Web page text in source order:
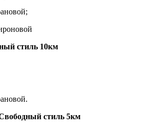
стиль 10км
стиль 5км